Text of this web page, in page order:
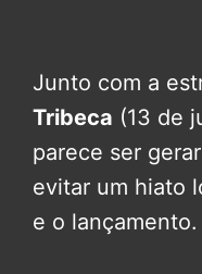
Junto com a
Tribeca (13 de
parece ser
evitar um hiato
e o lançamento.